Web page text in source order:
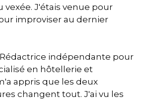
vexée. J'étais venue pour
improviser au dernier
indépendante pour
en hôtellerie et
appris que les deux
changent tout. J'ai vu les